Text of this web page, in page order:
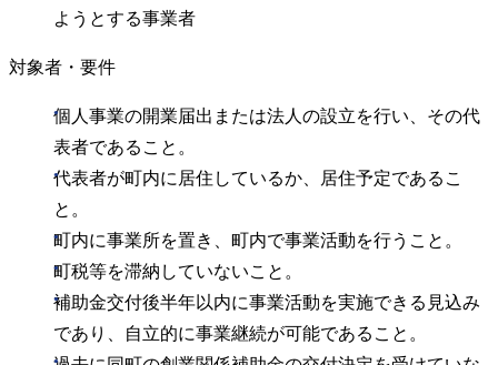
ようとする事業者
対象者・要件
個人事業の開業届出または法人の設立を行い、その代
表者であること。
代表者が町内に居住しているか、居住予定であるこ
と。
町内に事業所を置き、町内で事業活動を行うこと。
町税等を滞納していないこと。
補助金交付後半年以内に事業活動を実施できる見込み
であり、自立的に事業継続が可能であること。